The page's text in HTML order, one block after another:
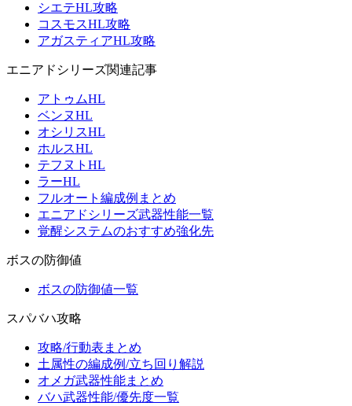
シエテHL攻略
コスモスHL攻略
アガスティアHL攻略
エニアドシリーズ関連記事
アトゥムHL
ベンヌHL
オシリスHL
ホルスHL
テフヌトHL
ラーHL
フルオート編成例まとめ
エニアドシリーズ武器性能一覧
覚醒システムのおすすめ強化先
ボスの防御値
ボスの防御値一覧
スパバハ攻略
攻略/行動表まとめ
土属性の編成例/立ち回り解説
オメガ武器性能まとめ
バハ武器性能/優先度一覧